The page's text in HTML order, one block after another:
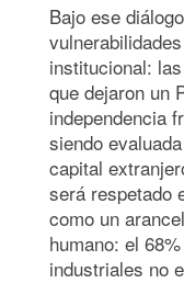
Bajo ese
institucional:
que dejaron un
independencia
siendo
capital
será respetado
como un
humano: el
industriales no